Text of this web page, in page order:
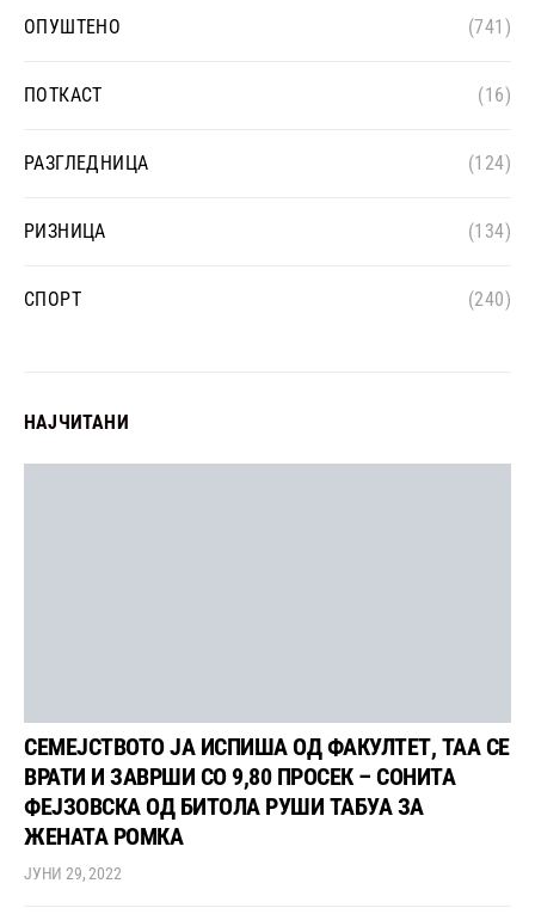
ОПУШТЕНО (741)
ПОТКАСТ (16)
РАЗГЛЕДНИЦА (124)
РИЗНИЦА (134)
СПОРТ (240)
НАЈЧИТАНИ
СЕМЕЈСТВОТО ЈА ИСПИША ОД ФАКУЛТЕТ, ТАА СЕ
ВРАТИ И ЗАВРШИ СО 9,80 ПРОСЕК – СОНИТА
ФЕЈЗОВСКА ОД БИТОЛА РУШИ ТАБУА ЗА
ЖЕНАТА РОМКА
ЈУНИ 29, 2022